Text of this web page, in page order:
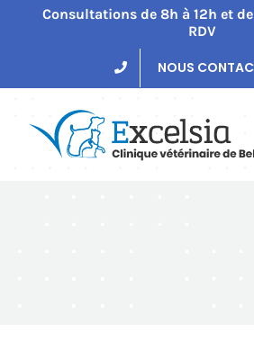
PasserConsultations de 8h à 12h et
RDV
NOUS